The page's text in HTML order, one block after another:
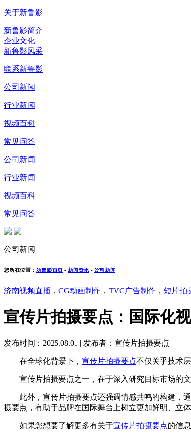
关于新鲁影
新鲁影简介
企业文化
新鲁影风采
联系新鲁影
公司新闻
行业新闻
视频百科
常见问答
公司新闻
行业新闻
视频百科
常见问答
公司新闻
您所在位置： 新鲁影首页 - 新闻资讯 - 公司新闻
济南视频直播 ， CG动画制作 ， TVC广告制作 ， 短片拍
宣传片拍摄要点：国际化
发布时间：2025.08.01 | 发布者：宣传片拍摄要点
在全球化背景下， 宣传片拍摄要点不仅关乎技术
宣传片拍摄要点之一，在于深入研究目标市场的文
此外，宣传片拍摄要点还强调情感共鸣的构建，通
摄要点，有助于品牌在国际舞台上树立更加鲜明、立体
如果您想要了解更多有关于宣传片拍摄要点的信